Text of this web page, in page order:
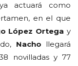
ya actuará como
en el que
López Ortega y
Nacho llegará
novilladas y 77